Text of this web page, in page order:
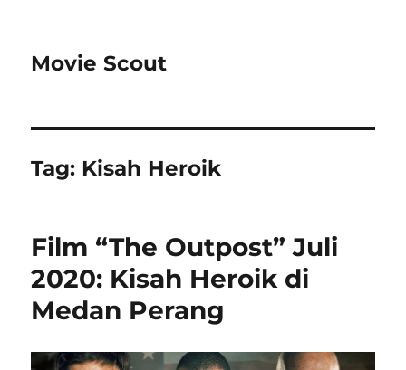
Movie Scout
Tag: Kisah Heroik
Film “The Outpost” Juli
2020: Kisah Heroik di
Medan Perang